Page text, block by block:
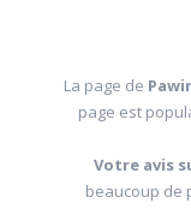
La page de
page est
Votre avis
beaucoup de